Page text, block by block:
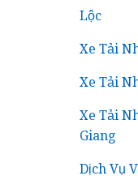
Lộc
Xe Tải
Xe Tải
Xe Tải
Giang
Dịch Vụ